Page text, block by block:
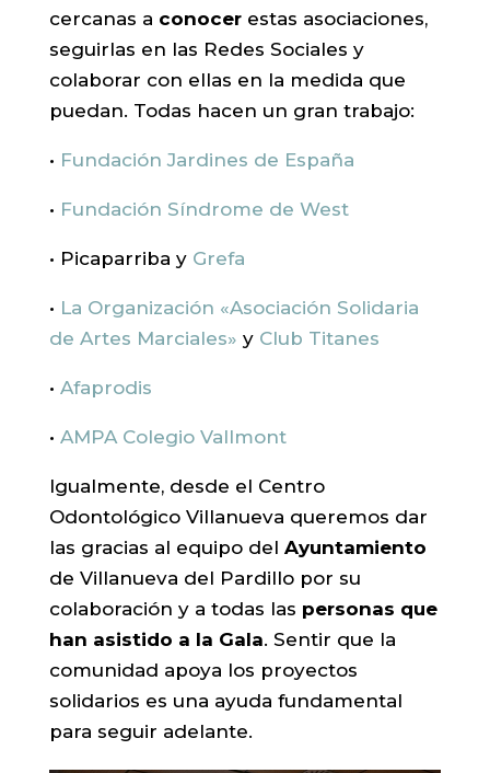
cercanas a conocerestas asociaciones,
seguirlas en las Redes Sociales y
colaborar con ellas en la medida que
puedan. Todas hacen un gran trabajo:
• Fundación Jardines de España
• Fundación Síndrome de West
• Picaparriba y Grefa
• La Organización «Asociación Solidaria
de Artes Marciales» y Club Titanes
• Afaprodis
• AMPA Colegio Vallmont
Igualmente, desde el Centro
Odontológico Villanueva queremos dar
las gracias al equipo del Ayuntamiento
de Villanueva del Pardillo por su
colaboración y a todas las personas que
han asistido a la Gala. Sentir que la
comunidad apoya los proyectos
solidarios es una ayuda fundamental
para seguir adelante.